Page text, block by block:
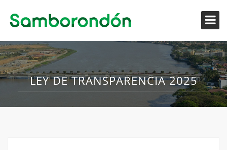
LEY DE TRANSPARENCIA 2025